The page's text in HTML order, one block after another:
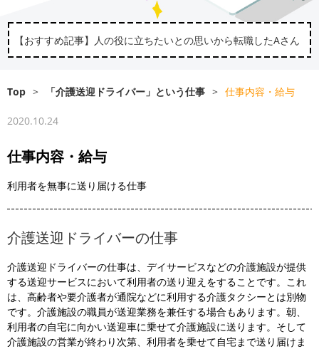
【おすすめ記事】人の役に立ちたいとの思いから転職したAさん
Top > 「介護送迎ドライバー」という仕事 > 仕事内容・給与
2020.10.24
仕事内容・給与
利用者を無事に送り届ける仕事
介護送迎ドライバーの仕事
介護送迎ドライバーの仕事は、デイサービスなどの介護施設が提供
する送迎サービスにおいて利用者の送り迎えをすることです。これ
は、高齢者や要介護者が通院などに利用する介護タクシーとは別物
です。介護施設の職員が送迎業務を兼任する場合もあります。朝、
利用者の自宅に向かい送迎車に乗せて介護施設に送ります。そして
介護施設の営業が終わり次第、利用者を乗せて自宅まで送り届けま